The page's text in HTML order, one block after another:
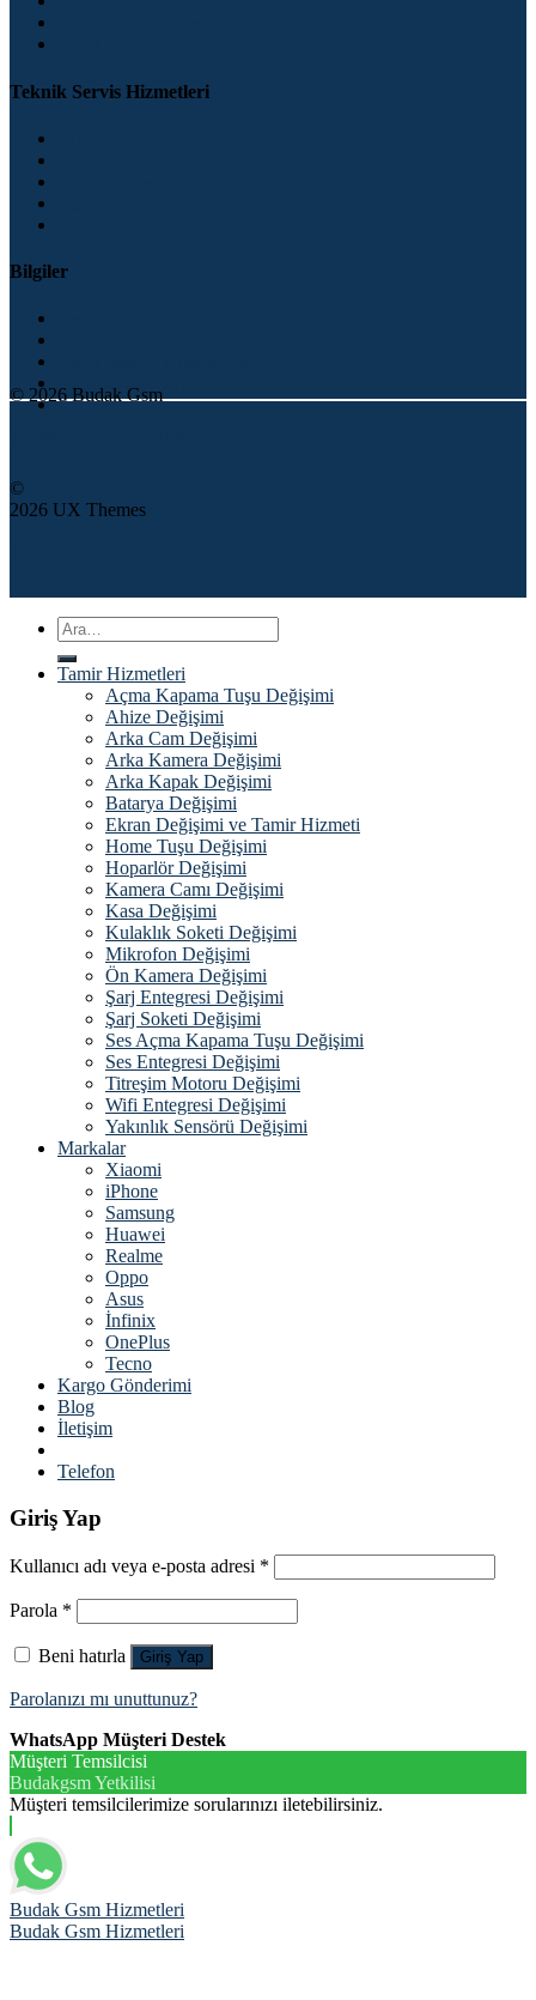
Teknik Servis Hizmetleri
Bilgiler
Sıkça Sorulan Sorular
İletişim
© 2026 Budak Gsm
©
2026 UX Themes
Ara:
Tamir Hizmetleri
Açma Kapama Tuşu Değişimi
Ahize Değişimi
Arka Cam Değişimi
Arka Kamera Değişimi
Arka Kapak Değişimi
Batarya Değişimi
Ekran Değişimi ve Tamir Hizmeti
Home Tuşu Değişimi
Hoparlör Değişimi
Kamera Camı Değişimi
Kasa Değişimi
Kulaklık Soketi Değişimi
Mikrofon Değişimi
Ön Kamera Değişimi
Şarj Entegresi Değişimi
Şarj Soketi Değişimi
Ses Açma Kapama Tuşu Değişimi
Ses Entegresi Değişimi
Titreşim Motoru Değişimi
Wifi Entegresi Değişimi
Yakınlık Sensörü Değişimi
Markalar
Xiaomi
iPhone
Samsung
Huawei
Realme
Oppo
Asus
İnfinix
OnePlus
Tecno
Kargo Gönderimi
Blog
İletişim
Telefon
Giriş Yap
Kullanıcı adı veya e-posta adresi *
Parola *
Beni hatırla Giriş Yap
Parolanızı mı unuttunuz?
WhatsApp Müşteri Destek
Müşteri Temsilcisi
Budakgsm Yetkilisi
Müşteri temsilcilerimize sorularınızı iletebilirsiniz.
Budak Gsm Hizmetleri
Budak Gsm Hizmetleri